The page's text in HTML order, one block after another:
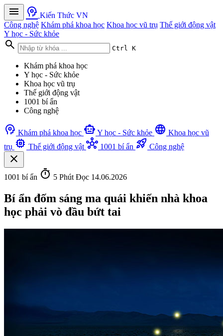
menu psychology Kiến Thức VN
Công nghệ Khám phá khoa học Khoa học vũ trụ Thế giới động vật
Y học - Sức khỏe
search Ctrl K
Khám phá khoa học
Y học - Sức khỏe
Khoa học vũ trụ
Thế giới động vật
1001 bí ẩn
Công nghệ
psychology Khám phá khoa học smart_toy Y học - Sức khỏe language Khoa học vũ
trụ memory Thế giới động vật hub 1001 bí ẩn rocket_launch Công nghệ
close
1001 bí ẩn timer 5 Phút Đọc 14.06.2026
Bí ẩn đốm sáng ma quái khiến nhà khoa
học phải vò đầu bứt tai